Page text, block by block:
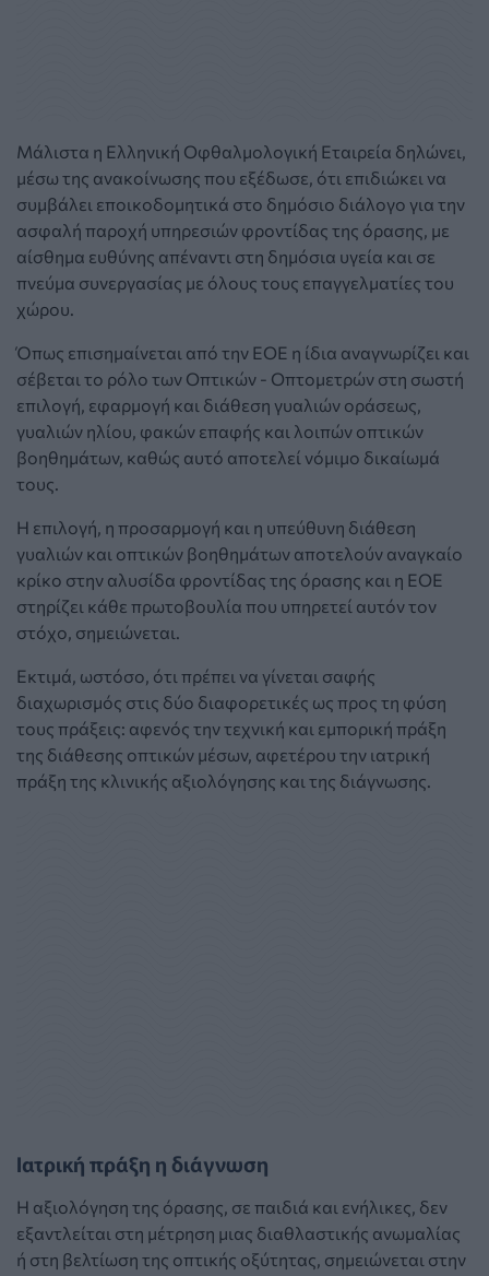
Μάλιστα η Ελληνική Οφθαλμολογική Εταιρεία δηλώνει,
μέσω της ανακοίνωσης που εξέδωσε, ότι επιδιώκει να
συμβάλει εποικοδομητικά στο δημόσιο διάλογο για την
ασφαλή παροχή υπηρεσιών φροντίδας της όρασης, με
αίσθημα ευθύνης απέναντι στη δημόσια υγεία και σε
πνεύμα συνεργασίας με όλους τους επαγγελματίες του
χώρου.
Όπως επισημαίνεται από την ΕΟΕ η ίδια αναγνωρίζει και
σέβεται το ρόλο των Οπτικών - Οπτομετρών στη σωστή
επιλογή, εφαρμογή και διάθεση γυαλιών οράσεως,
γυαλιών ηλίου, φακών επαφής και λοιπών οπτικών
βοηθημάτων, καθώς αυτό αποτελεί νόμιμο δικαίωμά
τους.
Η επιλογή, η προσαρμογή και η υπεύθυνη διάθεση
γυαλιών και οπτικών βοηθημάτων αποτελούν αναγκαίο
κρίκο στην αλυσίδα φροντίδας της όρασης και η ΕΟΕ
στηρίζει κάθε πρωτοβουλία που υπηρετεί αυτόν τον
στόχο, σημειώνεται.
Εκτιμά, ωστόσο, ότι πρέπει να γίνεται σαφής
διαχωρισμός στις δύο διαφορετικές ως προς τη φύση
τους πράξεις: αφενός την τεχνική και εμπορική πράξη
της διάθεσης οπτικών μέσων, αφετέρου την ιατρική
πράξη της κλινικής αξιολόγησης και της διάγνωσης.
Ιατρική πράξη η διάγνωση
Η αξιολόγηση της όρασης, σε παιδιά και ενήλικες, δεν
εξαντλείται στη μέτρηση μιας διαθλαστικής ανωμαλίας
ή στη βελτίωση της οπτικής οξύτητας, σημειώνεται στην